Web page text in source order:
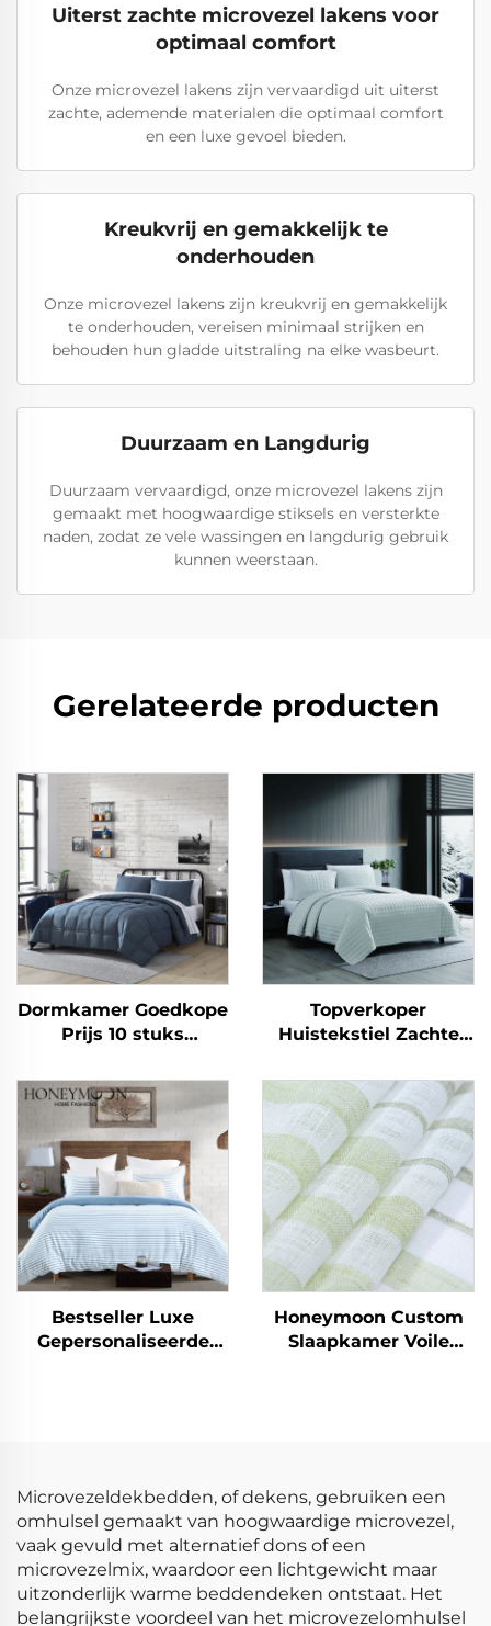
Uiterst zachte microvezel lakens voor
optimaal comfort
Onze microvezel lakens zijn vervaardigd uit uiterst
zachte, ademende materialen die optimaal comfort
en een luxe gevoel bieden.
Kreukvrij en gemakkelijk te
onderhouden
Onze microvezel lakens zijn kreukvrij en gemakkelijk
te onderhouden, vereisen minimaal strijken en
behouden hun gladde uitstraling na elke wasbeurt.
Duurzaam en Langdurig
Duurzaam vervaardigd, onze microvezel lakens zijn
gemaakt met hoogwaardige stiksels en versterkte
naden, zodat ze vele wassingen en langdurig gebruik
kunnen weerstaan.
Gerelateerde producten
Dormkamer Goedkope
Prijs 10 stuks
Comforter Set
Topverkoper
Huistekstiel Zachte
Omkeerbare
Slaapkamer
Beddenlinnen Plush
Sherpa Comforter en
Deken Sets
Bestseller Luxe
Gepersonaliseerde
Honeymoon Custom
Slaapkamer Voile
Thuis
Microvezeldekbedden, of dekens, gebruiken een
omhulsel gemaakt van hoogwaardige microvezel,
vaak gevuld met alternatief dons of een
microvezelmix, waardoor een lichtgewicht maar
uitzonderlijk warme beddendeken ontstaat. Het
belangrijkste voordeel van het microvezelomhulsel